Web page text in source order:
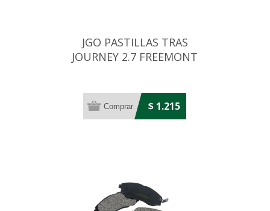
JGO PASTILLAS TRAS
JOURNEY 2.7 FREEMONT
$ 1.215